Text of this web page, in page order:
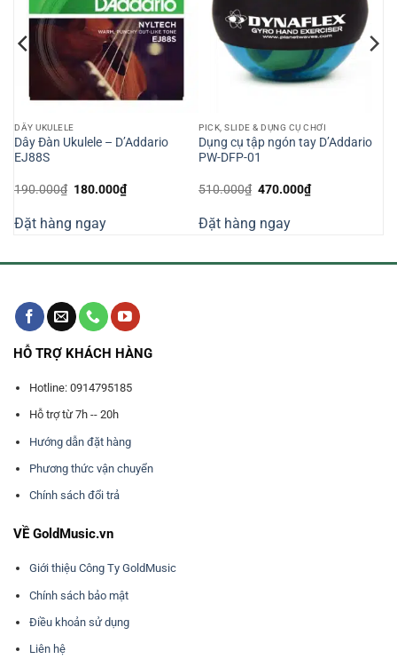
DÂY UKULELE
Dây Đàn Ukulele – D’Addario
EJ88S
190.000₫ Giá
190.000₫.
180.000₫Giá
hiện
Đặt hàng ngay
PICK, SLIDE & DỤNG CỤ CHƠI
Dụng cụ tập ngón tay D’Addario
PW-DFP-01
510.000₫ Giá
510.000₫.
470.000₫Giá
hiện
Đặt hàng ngay
HỖ TRỢ KHÁCH HÀNG
Hotline: 0914795185
Hỗ trợ từ 7h -- 20h
Hướng dẫn đặt hàng
Phương thức vận chuyển
Chính sách đổi trả
VỀ GoldMusic.vn
Giới thiệu Công Ty GoldMusic
Chính sách bảo mật
Điều khoản sử dụng
Liên hệ